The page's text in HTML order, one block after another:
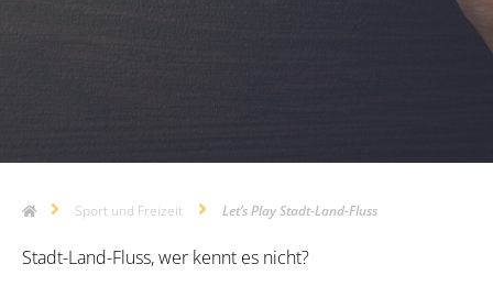
Sport und Freizeit Let’s Play Stadt-Land-Fluss
Stadt-Land-Fluss, wer kennt es nicht?